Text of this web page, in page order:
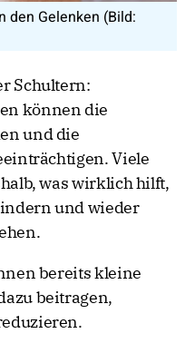
den Gelenken (Bild:
Schultern:
können die
und die
Viele
was wirklich hilft,
und wieder
bereits kleine
beitragen,